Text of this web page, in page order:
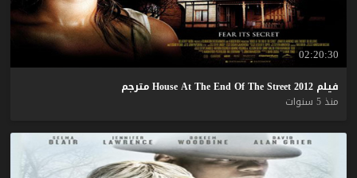
02:20:30
فيلم House At The End Of The Street 2012
مترجم
منذ 5 سنوات